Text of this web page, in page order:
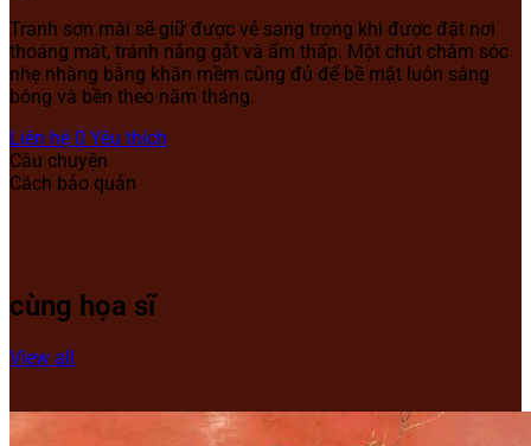
Tranh sơn mài sẽ giữ được vẻ sang trọng khi được đặt nơi
thoáng mát, tránh nắng gắt và ẩm thấp. Một chút chăm sóc
nhẹ nhàng bằng khăn mềm cũng đủ để bề mặt luôn sáng
bóng và bền theo năm tháng.
Liên hệ 0 Yêu thích
Câu chuyện
Cách bảo quản
cùng họa sĩ
View all